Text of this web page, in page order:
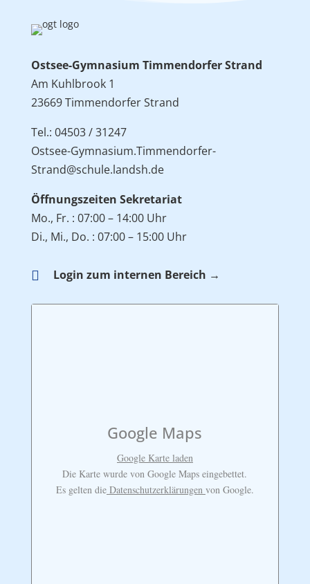
Ostsee-Gymnasium Timmendorfer Strand
Am Kuhlbrook 1
23669 Timmendorfer Strand
Tel.: 04503 / 31247
Ostsee-Gymnasium.Timmendorfer-
Strand@schule.landsh.de
Öffnungszeiten Sekretariat
Mo., Fr. : 07:00 – 14:00 Uhr
Di., Mi., Do. : 07:00 – 15:00 Uhr
 Login zum internen Bereich →
Google Maps
Google Karte laden
Die Karte wurde von Google Maps eingebettet.
Es gelten dieDatenschutzerklärungen von Google.